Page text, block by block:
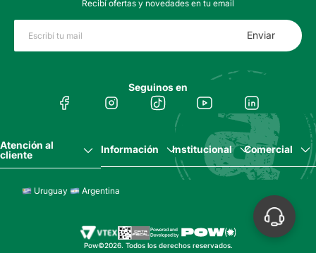
Recibí ofertas y novedades en tu email
Enviar
Seguinos en
Atención al
cliente
Información Institucional Comercial
Uruguay Argentina
Pow©2026. Todos los derechos reservados.